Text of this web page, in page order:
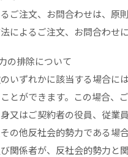
ご注文、お問合わせは、原
によるご注文、お問合わせ
の排除について
いずれかに該当する場合に
とができます。この場合、
又はご契約者の役員、従業
の他反社会的勢力である場
関係者が、反社会的勢力と関